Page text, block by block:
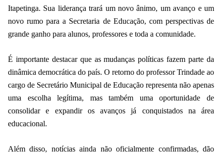
Itapetinga. Sua liderança trará um novo ânimo, um avanço e um
novo rumo para a Secretaria de Educação, com perspectivas de
grande ganho para alunos, professores e toda a comunidade.
É importante destacar que as mudanças políticas fazem parte da
dinâmica democrática do país. O retorno do professor Trindade ao
cargo de Secretário Municipal de Educação representa não apenas
uma escolha legítima, mas também uma oportunidade de
consolidar e expandir os avanços já conquistados na área
educacional.
Além disso, notícias ainda não oficialmente confirmadas, dão